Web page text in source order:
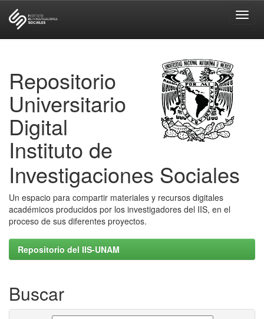
Repositorio
Universitario
Digital
Instituto de
Investigaciones Sociales
Un espacio para compartir materiales y recursos digitales
académicos producidos por los investigadores del IIS, en el
proceso de sus diferentes proyectos.
Repositorio del IIS-UNAM
Buscar